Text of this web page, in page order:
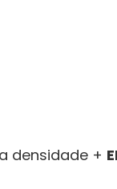
densidade +